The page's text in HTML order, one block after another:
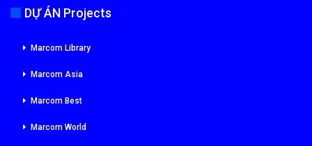
DỰ ÁN Projects
Marcom Library
Marcom Asia
Marcom Best
Marcom World